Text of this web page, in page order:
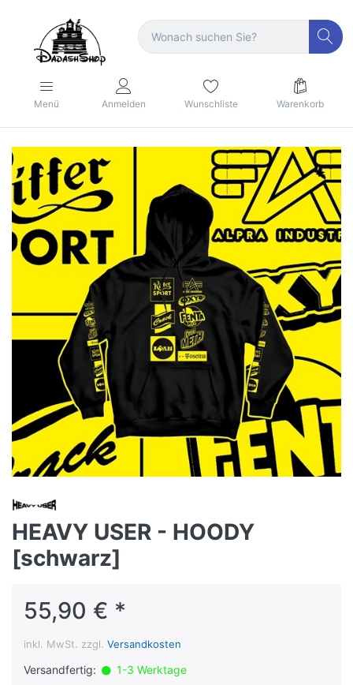
Menü Anmelden Wunschliste Warenkorb
HEAVY USER - HOODY
[schwarz]
55,90 € *
inkl. MwSt. zzgl. Versandkosten
Versandfertig:
1-3 Werktage